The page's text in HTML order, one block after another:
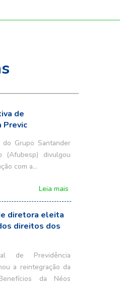
de
Previc
Grupo Santander
(Afubesp) divulgou
com a…
Leia mais
diretora eleita
direitos dos
de Previdência
a reintegração da
da Néos